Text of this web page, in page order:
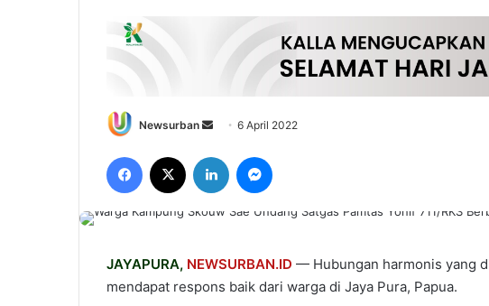
Newsurban
Send
email
6 April 2022
Facebook LinkedIn
JAYAPURA, NEWSURBAN.ID — Hubungan harmonis yang
mendapat respons baik dari warga di Jaya Pura, Papua.